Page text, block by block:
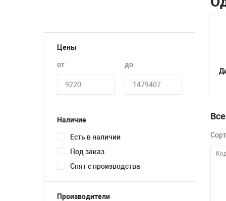
Цены
от до
Наличие
Есть в наличии
Под заказ
Снят с производства
Производители